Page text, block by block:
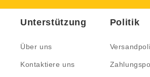
Unterstützung
Über uns
Kontaktiere uns
Politik